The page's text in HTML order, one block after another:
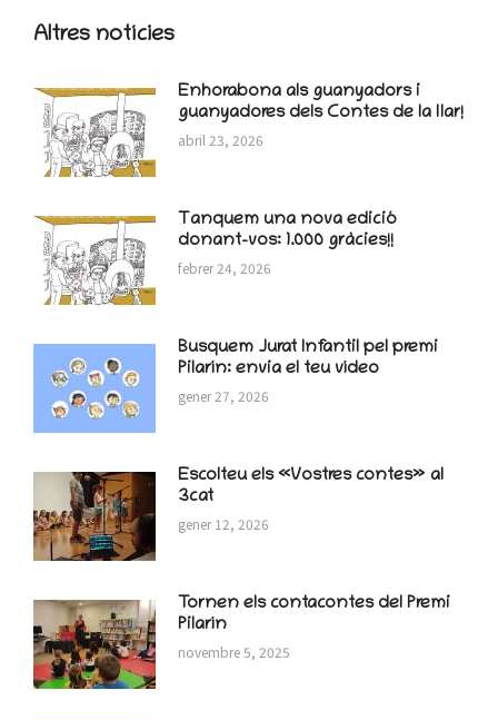
Altres notícies
Enhorabona als guanyadors i
guanyadores dels Contes de la llar!
abril 23, 2026
Tanquem una nova edició
donant-vos: 1.000 gràcies!!
febrer 24, 2026
Busquem Jurat Infantil pel premi
Pilarín: envia el teu vídeo
gener 27, 2026
Escolteu els «Vostres contes» al
3cat
gener 12, 2026
Tornen els contacontes del Premi
Pilarín
novembre 5, 2025